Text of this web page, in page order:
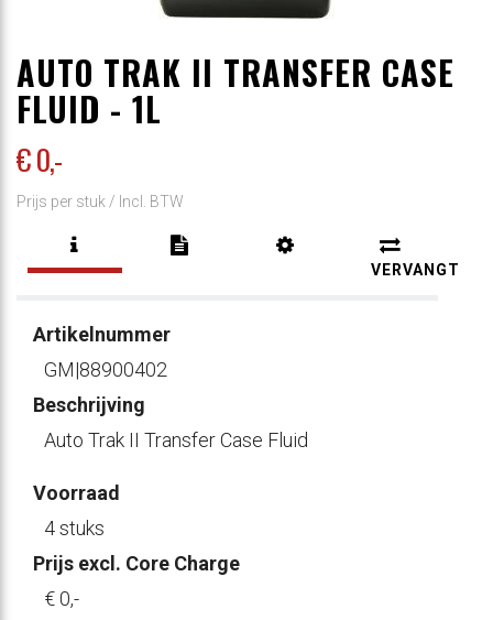
AUTO TRAK II TRANSFER CASE
FLUID - 1L
€ 0,-
Prijs per stuk / Incl. BTW
VERVANGT
Artikelnummer
GM|88900402
Beschrijving
Auto Trak II Transfer Case Fluid
Voorraad
4 stuks
Prijs excl. Core Charge
€ 0,-